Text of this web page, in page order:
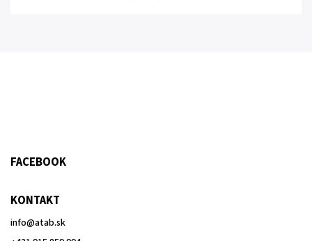
FACEBOOK
KONTAKT
info@atab.sk